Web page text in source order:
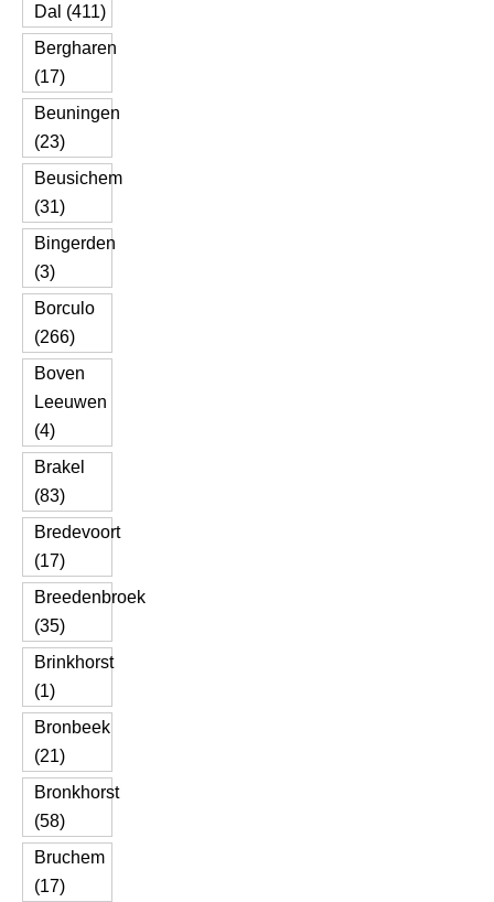
Dal (411)
Bergharen
(17)
Beuningen
(23)
Beusichem
(31)
Bingerden
(3)
Borculo
(266)
Boven
Leeuwen
(4)
Brakel
(83)
Bredevoort
(17)
Breedenbroek
(35)
Brinkhorst
(1)
Bronbeek
(21)
Bronkhorst
(58)
Bruchem
(17)